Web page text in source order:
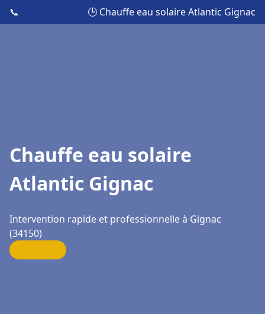
📞 🕒 Chauffe eau solaire Atlantic Gignac
Chauffe eau solaire
Atlantic Gignac
Intervention rapide et professionnelle à Gignac
(34150)